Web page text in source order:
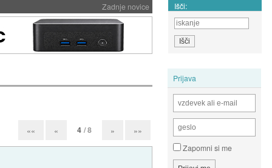
Zadnje novice Išči:
Prijava
Zapomni si me
«« « 4 / 8 » »»